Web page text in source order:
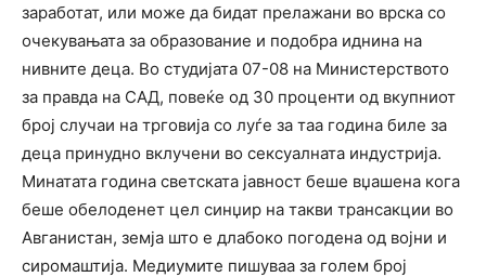
заработат, или може да бидат прелажани во врска со
очекувањата за образование и подобра иднина на
нивните деца. Во студијата 07-08 на Министерството
за правда на САД, повеќе од 30 проценти од вкупниот
број случаи на трговија со луѓе за таа година биле за
деца принудно вклучени во сексуалната индустрија.
Минатата година светската јавност беше вџашена кога
беше обелоденет цел синџир на такви трансакции во
Авганистан, земја што е длабоко погодена од војни и
сиромаштија. Медиумите пишуваа за голем број